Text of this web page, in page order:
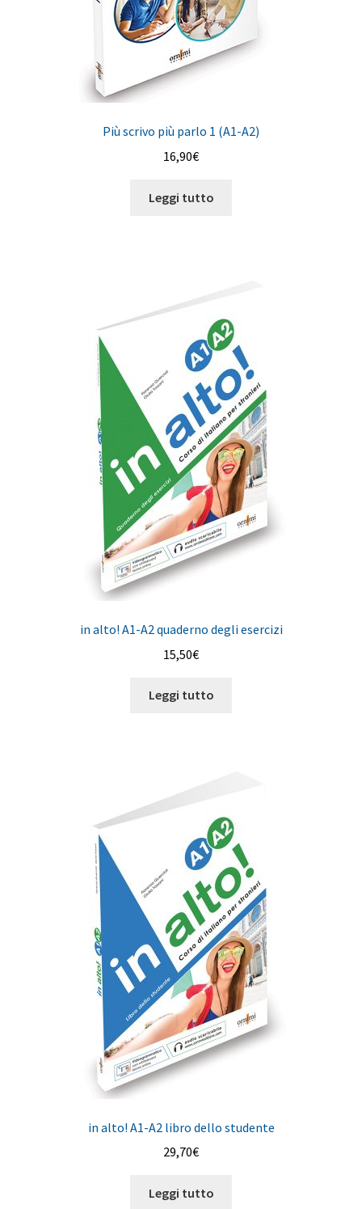
Più scrivo più parlo 1 (A1-A2)
16,90€
Leggi tutto
in alto! A1-A2 quaderno degli esercizi
15,50€
Leggi tutto
in alto! A1-A2 libro dello studente
29,70€
Leggi tutto